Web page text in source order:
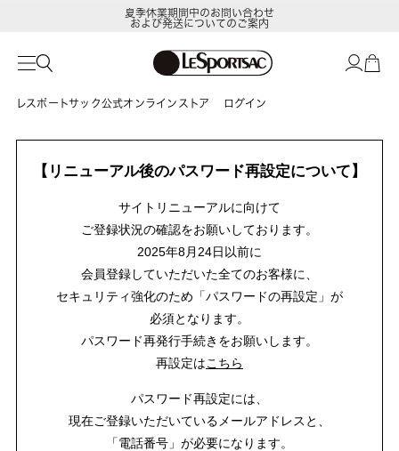
夏季休業期間中のお問い合わせ
および発送についてのご案内
レスポートサック公式オンラインストア ログイン
【リニューアル後のパスワード再設定について】
サイトリニューアルに向けて
ご登録状況の確認をお願いしております。
2025年8月24日以前に
会員登録していただいた全てのお客様に、
セキュリティ強化のため「パスワードの再設定」が
必須となります。
パスワード再発行手続きをお願いします。
再設定はこちら
パスワード再設定には、
現在ご登録いただいているメールアドレスと、
「電話番号」が必要になります。